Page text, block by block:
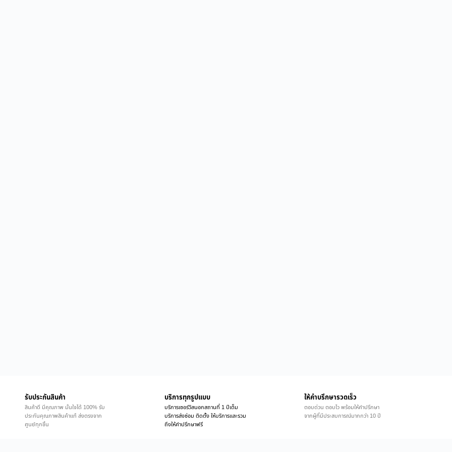
รับประกันสินค้า
สินค้าดี มีคุณภาพ มั่นใจได้ 100% รับ
ประกันคุณภาพสินค้าแท้ ส่งตรงจาก
ศูนย์ทุกชิ้น
บริการทุกรูปแบบ
บริการเซอร์วิสนอกสถานที่ 1 ปีเต็ม
บริการส่งซ่อม ติดตั้ง ให้บริการและรวม
ถึงให้คำปรึกษาฟรี
ให้คำบรึกษารวดเร็ว
ตอบด่วน ตอบไว พร้อมให้คำปรึกษา
จากผู้ที่มีประสบการณ์มากกว่า 10 ปี